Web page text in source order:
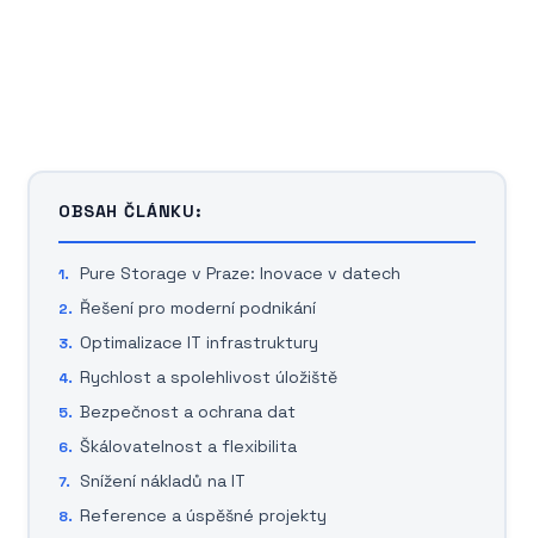
OBSAH ČLÁNKU:
Pure Storage v Praze: Inovace v datech
Řešení pro moderní podnikání
Optimalizace IT infrastruktury
Rychlost a spolehlivost úložiště
Bezpečnost a ochrana dat
Škálovatelnost a flexibilita
Snížení nákladů na IT
Reference a úspěšné projekty